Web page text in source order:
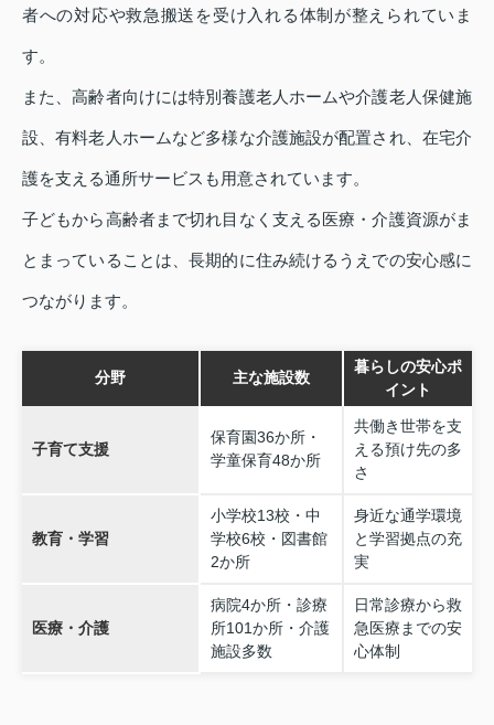
者への対応や救急搬送を受け入れる体制が整えられていま
す。
また、高齢者向けには特別養護老人ホームや介護老人保健施
設、有料老人ホームなど多様な介護施設が配置され、在宅介
護を支える通所サービスも用意されています。
子どもから高齢者まで切れ目なく支える医療・介護資源がま
とまっていることは、長期的に住み続けるうえでの安心感に
つながります。
分野 主な施設数
暮らしの安心ポ
イント
子育て支援
保育園36か所・
学童保育48か所
共働き世帯を支
える預け先の多
さ
教育・学習
小学校13校・中
学校6校・図書館
2か所
身近な通学環境
と学習拠点の充
実
医療・介護
病院4か所・診療
所101か所・介護
施設多数
日常診療から救
急医療までの安
心体制